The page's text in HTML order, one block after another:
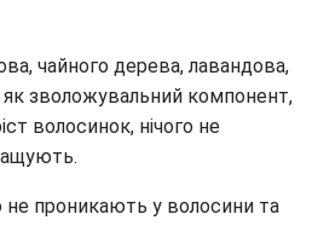
чайного дерева, лавандова,
зволожувальний компонент,
волосинок, нічого не
проникають у волосини та